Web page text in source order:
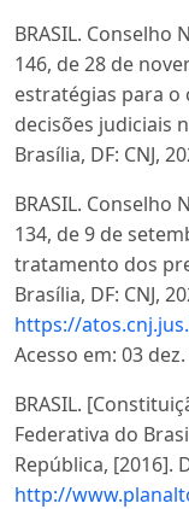
BRASIL. Conselho
146, de 28 de
estratégias para
decisões judiciais
Brasília, DF: CNJ,
BRASIL. Conselho
134, de 9 de
tratamento dos
Brasília, DF: CNJ,
https://
Acesso em: 03
BRASIL.
Federativa do
República, [2016].
http://